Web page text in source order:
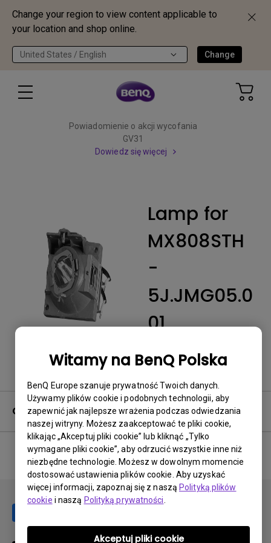
Change your region to view content applicable to
your location and shop online.
United States / English Change
Witamy na BenQ Polska
BenQ Europe szanuje prywatność Twoich danych.
Używamy plików cookie i podobnych technologii, aby
zapewnić jak najlepsze wrażenia podczas odwiedzania
naszej witryny. Możesz zaakceptować te pliki cookie,
klikając „Akceptuj pliki cookie” lub kliknąć „Tylko
wymagane pliki cookie”, aby odrzucić wszystkie inne niż
niezbędne technologie. Możesz w dowolnym momencie
dostosować ustawienia plików cookie. Aby uzyskać
więcej informacji, zapoznaj się z nasząPolityką plików
cookie i naszą Polityką prywatności
Akceptuj pliki cookie
Powiadomienie o akcji wycofania
GV31
Dowiedz się więcej
Lamp for
MX808STH
-
5J.JMG05.0
01
Powrót do produktu
Gwarancja
No related warranty information